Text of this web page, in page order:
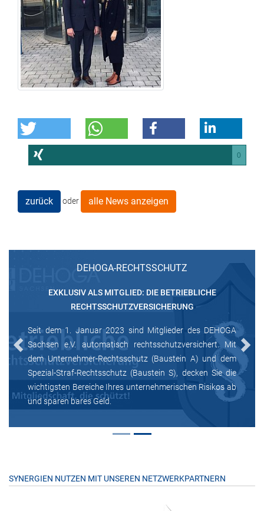
0
zurück oder alle News anzeigen
DEHOGA-RECHTSSCHUTZ
EXKLUSIV ALS MITGLIED: DIE BETRIEBLICHE
RECHTSSCHUTZVERSICHERUNG
Seit dem 1. Januar 2023 sind Mitglieder des DEHOGA
Sachsen e.V. automatisch rechtsschutzversichert. Mit
dem Unternehmer-Rechtsschutz (Baustein A) und dem
Spezial-Straf-Rechtsschutz (Baustein S), decken Sie die
wichtigsten Bereiche Ihres unternehmerischen Risikos ab
und sparen bares Geld.
Previous Next
SYNERGIEN NUTZEN MIT UNSEREN NETZWERKPARTNERN